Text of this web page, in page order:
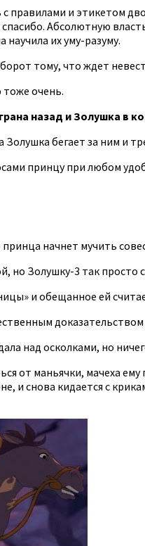
правилами и этикетом
спасибо. Абсолютную
научила их уму-разуму.
тому, что ждет
очень.
назад и Золушка в
Золушка бегает за ним и
принцу при любом
начнет мучить
но Золушку-3 так просто
и обещанное ей
над осколками, но
от маньячки, мачеха
и снова кидается с